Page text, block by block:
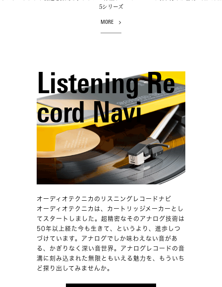
5シリーズ
MORE
Listening Re
cord Navi
オーディオテクニカのリスニングレコードナビ
オーディオテクニカは、カートリッジメーカーとし
てスタートしました。超精密なそのアナログ技術は
50年以上経た今も生きて、というより、進歩しつ
づけています。アナログでしか味わえない音があ
る、かぎりなく深い音世界。アナログレコードの音
溝に刻み込まれた無限ともいえる魅力を、もういち
ど探り出してみませんか。